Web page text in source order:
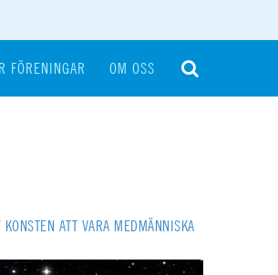
FÖRENINGAR OM OSS
KONSTEN ATT VARA MEDMÄNNISKA